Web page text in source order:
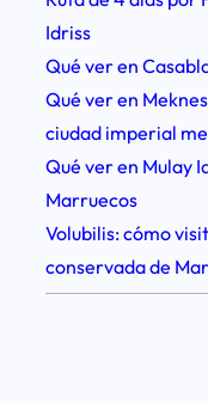
u
r
o
v
n
i
k
Idriss
Qué ver en
Qué ver en
ciudad imperial
Qué ver en Mulay
Marruecos
Volubilis: cómo
conservada de